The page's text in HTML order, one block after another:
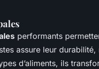
performants
assure leur
d’aliments, ils